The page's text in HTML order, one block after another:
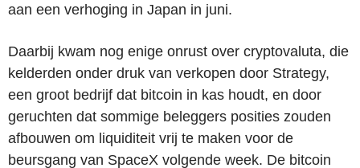
aan een verhoging in Japan in juni.
Daarbij kwam nog enige onrust over cryptovaluta, die
kelderden onder druk van verkopen door Strategy,
een groot bedrijf dat bitcoin in kas houdt, en door
geruchten dat sommige beleggers posities zouden
afbouwen om liquiditeit vrij te maken voor de
beursgang van SpaceX volgende week. De bitcoin